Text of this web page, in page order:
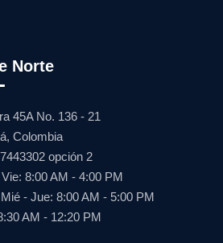
Norte
45A No. 136 - 21
Colombia
opción 2
8:00 AM - 4:00 PM
- Jue: 8:00 AM - 5:00 PM
AM - 12:20 PM